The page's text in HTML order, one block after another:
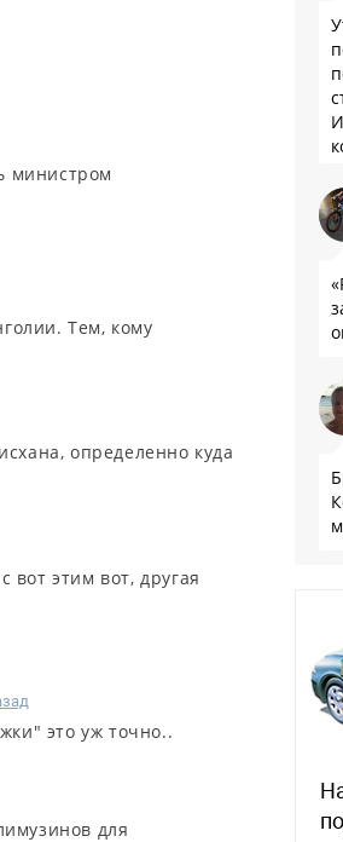
министром
Тем, кому
определенно куда
этим вот, другая
это уж точно..
для